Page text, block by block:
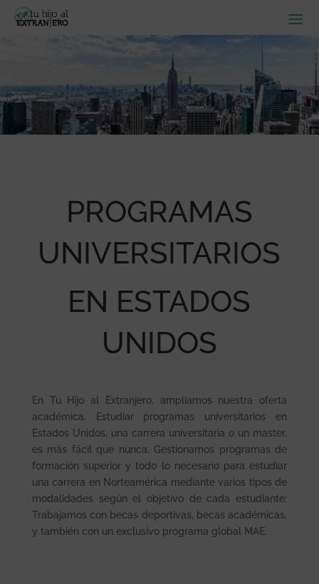
PROGRAMAS
UNIVERSITARIOS
EN ESTADOS
UNIDOS
En Tu Hijo al Extranjero, ampliamos nuestra oferta
académica. Estudiar programas universitarios en
Estados Unidos, una carrera universitaria o un master,
es más fácil que nunca. Gestionamos programas de
formación superior y todo lo necesario para estudiar
una carrera en Norteamérica mediante varios tipos de
modalidades según el objetivo de cada estudiante:
Trabajamos con becas deportivas, becas académicas,
y también con un exclusivo programa global MAE.